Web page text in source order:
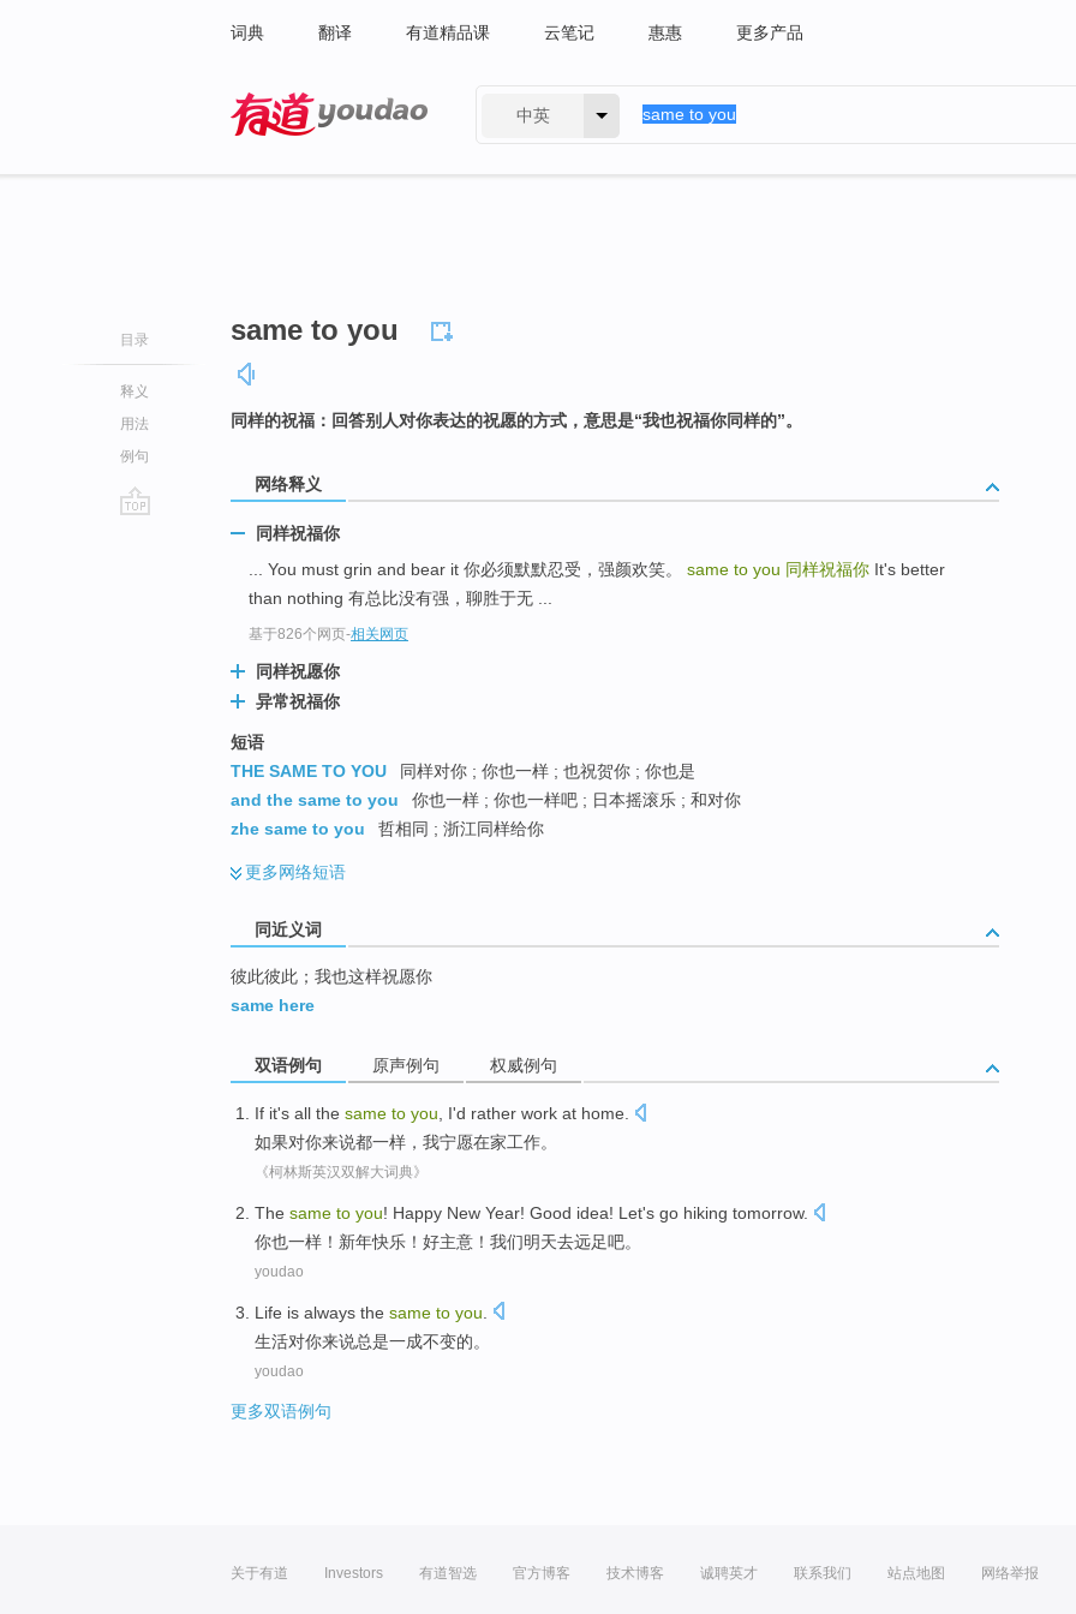
词典 翻译 有道精品课 云笔记 惠惠 更多产品
中英
目录
释义
用法
例句
same to you
同样的祝福：回答别人对你表达的祝愿的方式，意思是“我也祝福你同样的”。
网络释义
同样祝福你
... You must grin and bear it 你必须默默忍受，强颜欢笑。 same to you 同样祝福你 It's better
than nothing 有总比没有强，聊胜于无 ...
基于826个网页-相关网页
同样祝愿你
异常祝福你
短语
THE SAME TO YOU
同样对你 ; 你也一样 ; 也祝贺你 ; 你也是
and the same to you
你也一样 ; 你也一样吧 ; 日本摇滚乐 ; 和对你
zhe same to you
哲相同 ; 浙江同样给你
更多网络短语
同近义词
彼此彼此；我也这样祝愿你
same here
双语例句 原声例句 权威例句
If it's all the same to you I'd rather work at home
如果对你来说都一样 ， 我宁愿在家工作。
《柯林斯英汉双解大词典》
The same to you! Happy New Year! Good idea! Let's go hiking tomorrow.
你也一样 ！新年快乐 ！ 好主意 ！ 我们明天去远足吧。
youdao
L ife is always the same to you
生活对你来说总是一成不变的。
youdao
更多双语例句
关于有道 Investors 有道智选 官方博客 技术博客 诚聘英才 联系我们 站点地图 网络举报